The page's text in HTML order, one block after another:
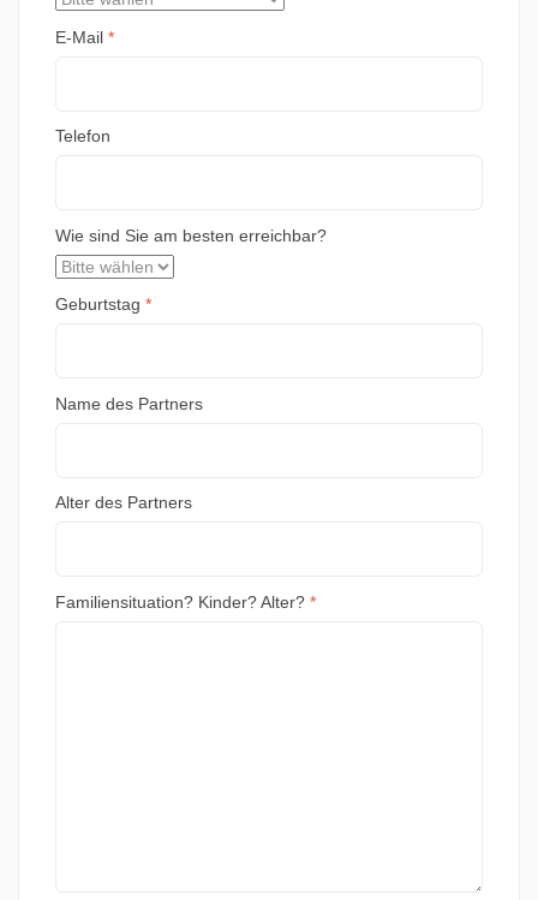
E-Mail *
Telefon
Wie sind Sie am besten erreichbar?
Geburtstag *
Name des Partners
Alter des Partners
Familiensituation? Kinder? Alter? *